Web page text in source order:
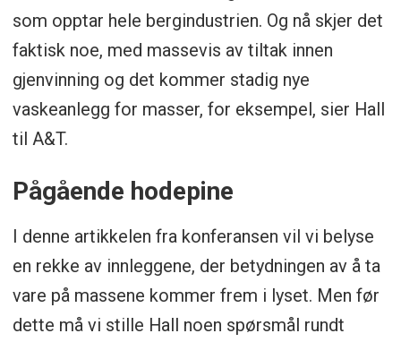
som opptar hele bergindustrien. Og nå skjer det
faktisk noe, med massevis av tiltak innen
gjenvinning og det kommer stadig nye
vaskeanlegg for masser, for eksempel, sier Hall
til A&T.
Pågående hodepine
I denne artikkelen fra konferansen vil vi belyse
en rekke av innleggene, der betydningen av å ta
vare på massene kommer frem i lyset. Men før
dette må vi stille Hall noen spørsmål rundt